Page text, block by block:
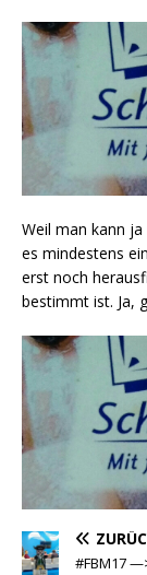
Weil man kann
es mindestens
erst noch
bestimmt ist. Ja,
#FBM17